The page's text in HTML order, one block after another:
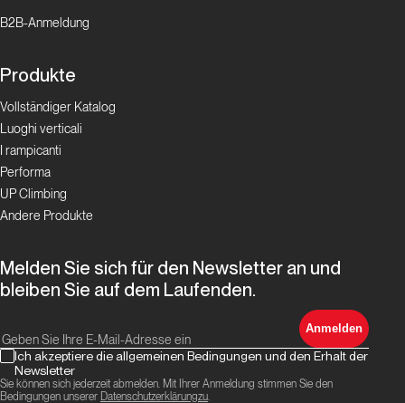
B2B-Anmeldung
Produkte
Vollständiger Katalog
Luoghi verticali
I rampicanti
Performa
UP Climbing
Andere Produkte
Melden Sie sich für den Newsletter an und
bleiben Sie auf dem Laufenden.
Anmelden
Ich akzeptiere die allgemeinen Bedingungen und den Erhalt der
Newsletter
Sie können sich jederzeit abmelden. Mit Ihrer Anmeldung stimmen Sie den
Bedingungen unserer Datenschutzerklärungzu